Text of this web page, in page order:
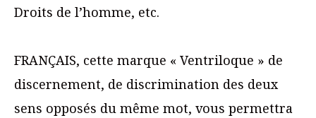
Droits de l’homme, etc.
FRANÇAIS, cette marque « Ventriloque » de
discernement, de discrimination des deux
sens opposés du même mot, vous permettra